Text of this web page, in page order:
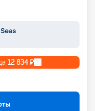
12 834 ₽